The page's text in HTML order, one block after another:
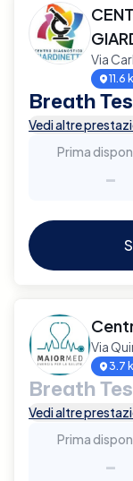
Via
11.6
Breath
Vedi altre
Prima
-
Via
3.7
Breath
Vedi altre
Prima
-